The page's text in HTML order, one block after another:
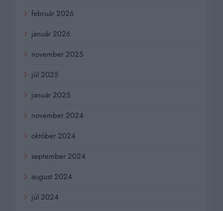
február 2026
január 2026
november 2025
júl 2025
január 2025
november 2024
október 2024
september 2024
august 2024
júl 2024